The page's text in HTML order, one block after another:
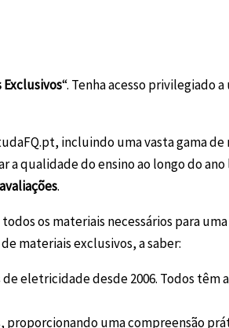
“. Tenha acesso privilegiado a
incluindo uma vasta gama de
qualidade do ensino ao longo do
.
os materiais necessários para
materiais exclusivos, a saber:
eletricidade desde 2006. Todos têm
proporcionando uma compreensão